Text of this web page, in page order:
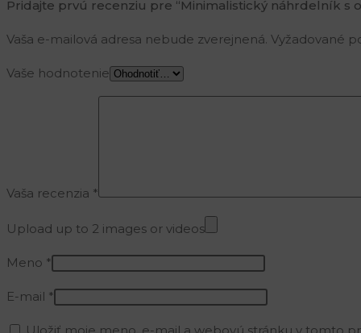
Pridajte prvú recenziu pre “Minimalistický náhrdelník s
Vaša e-mailová adresa nebude zverejnená. Vyžadované
Vaše hodnotenie
Vaša recenzia *
Upload up to 2 images or videos
Meno *
E-mail *